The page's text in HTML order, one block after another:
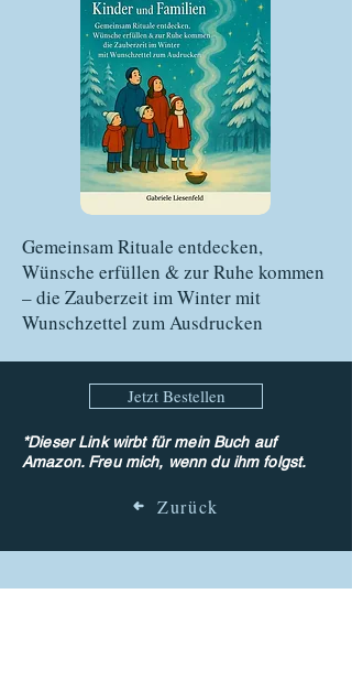
Gemeinsam Rituale entdecken,
Wünsche erfüllen & zur Ruhe kommen
– die Zauberzeit im Winter mit
Wunschzettel zum Ausdrucken
Jetzt Bestellen
*Dieser Link wirbt für mein Buch auf
Amazon. Freu mich, wenn du ihm folgst.
Zurück